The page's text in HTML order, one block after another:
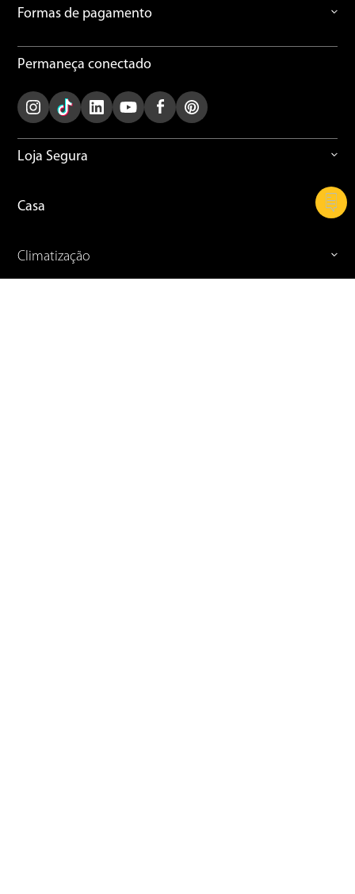
Formas de pagamento
Permaneça conectado
Loja Segura
Casa
Climatização